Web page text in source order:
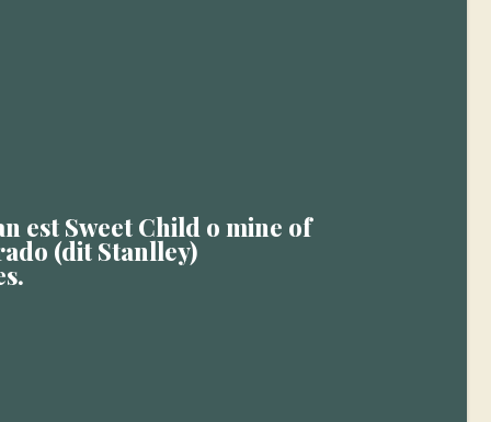
est Sweet Child o mine of
(dit Stanlley)